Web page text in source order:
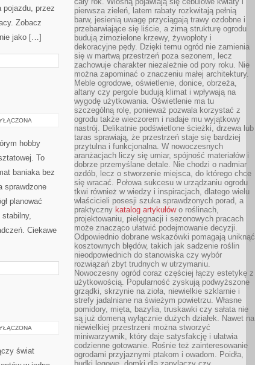
pojazdu, przez
Zobacz
jako […]
hobby
To
baniaka bez
sprawdzone
planować
stabilny,
Ciekawe
świat
pierwsza zieleń, latem rabaty rozkwitają pełnią
barw, jesienią uwagę przyciągają trawy ozdobne i
przebarwiające się liście, a zimą strukturę ogrodu
budują zimozielone krzewy, żywopłoty i
dekoracyjne pędy. Dzięki temu ogród nie zamienia
się w martwą przestrzeń poza sezonem, lecz
zachowuje charakter niezależnie od pory roku. Nie
można zapominać o znaczeniu małej architektury.
Meble ogrodowe, oświetlenie, donice, obrzeża,
altany czy pergole budują klimat i wpływają na
wygodę użytkowania. Oświetlenie ma tu
szczególną rolę, ponieważ pozwala korzystać z
ogrodu także wieczorem i nadaje mu wyjątkowy
nastrój. Delikatnie podświetlone ścieżki, drzewa lub
taras sprawiają, że przestrzeń staje się bardziej
przytulna i funkcjonalna. W nowoczesnych
aranżacjach liczy się umiar, spójność materiałów i
dobrze przemyślane detale. Nie chodzi o nadmiar
ozdób, lecz o stworzenie miejsca, do którego chce
się wracać. Połowa sukcesu w urządzaniu ogrodu
tkwi również w wiedzy i inspiracjach, dlatego wielu
właścicieli posesji szuka sprawdzonych porad, a
praktyczny katalog artykułówo roślinach,
projektowaniu, pielęgnacji i sezonowych pracach
może znacząco ułatwić podejmowanie decyzji.
Odpowiednio dobrane wskazówki pomagają uniknąć
kosztownych błędów, takich jak sadzenie roślin
nieodpowiednich do stanowiska czy wybór
rozwiązań zbyt trudnych w utrzymaniu.
Nowoczesny ogród coraz częściej łączy estetykę z
użytkowością. Popularność zyskują podwyższone
grządki, skrzynie na zioła, niewielkie szklarnie i
strefy jadalniane na świeżym powietrzu. Własne
pomidory, mięta, bazylia, truskawki czy sałata nie
są już domeną wyłącznie dużych działek. Nawet na
niewielkiej przestrzeni można stworzyć
miniwarzywnik, który daje satysfakcję i ułatwia
codzienne gotowanie. Rośnie też zainteresowanie
ogrodami przyjaznymi ptakom i owadom. Poidła,